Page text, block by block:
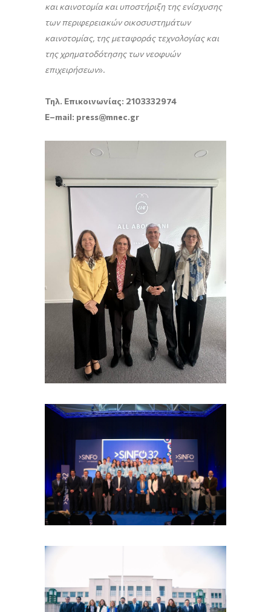
και καινοτομία και υποστήριξη της ενίσχυσης
των περιφερειακών οικοσυστημάτων
καινοτομίας, της μεταφοράς τεχνολογίας και
της χρηματοδότησης των νεοφυών
επιχειρήσεων».
Τηλ. Επικοινωνίας: 2103332974
E–mail: press@mnec.gr